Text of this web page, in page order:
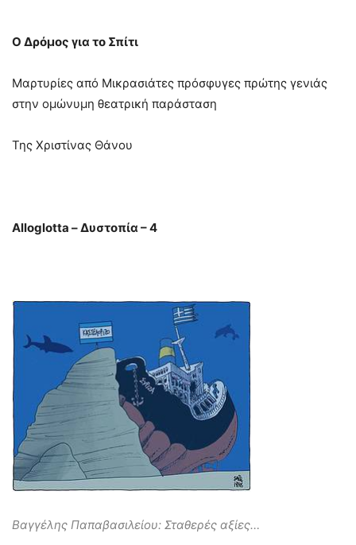
Ο Δρόμος για το Σπίτι
Mαρτυρίες από Μικρασιάτες πρόσφυγες πρώτης γενιάς
στην ομώνυμη θεατρική παράσταση
Της Χριστίνας Θάνου
Alloglotta – Δυστοπία – 4
Βαγγέλης Παπαβασιλείου: Σταθερές αξίες…